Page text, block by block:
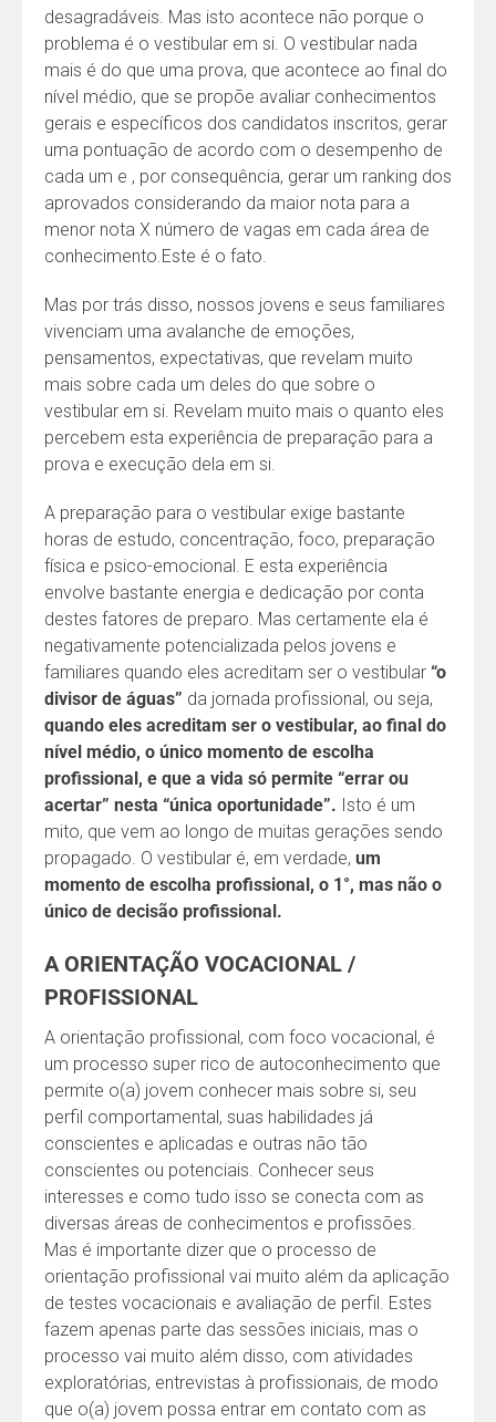
desagradáveis. Mas isto acontece não porque o
problema é o vestibular em si. O vestibular nada
mais é do que uma prova, que acontece ao final do
nível médio, que se propõe avaliar conhecimentos
gerais e específicos dos candidatos inscritos, gerar
uma pontuação de acordo com o desempenho de
cada um e , por consequência, gerar um ranking dos
aprovados considerando da maior nota para a
menor nota X número de vagas em cada área de
conhecimento.Este é o fato.
Mas por trás disso, nossos jovens e seus familiares
vivenciam uma avalanche de emoções,
pensamentos, expectativas, que revelam muito
mais sobre cada um deles do que sobre o
vestibular em si. Revelam muito mais o quanto eles
percebem esta experiência de preparação para a
prova e execução dela em si.
A preparação para o vestibular exige bastante
horas de estudo, concentração, foco, preparação
física e psico-emocional. E esta experiência
envolve bastante energia e dedicação por conta
destes fatores de preparo. Mas certamente ela é
negativamente potencializada pelos jovens e
familiares quando eles acreditam ser o vestibular “o
divisor de águas” da jornada profissional, ou seja,
quando eles acreditam ser o vestibular, ao final do
nível médio, o único momento de escolha
profissional, e que a vida só permite “errar ou
acertar” nesta “única oportunidade”. Isto é um
mito, que vem ao longo de muitas gerações sendo
propagado. O vestibular é, em verdade, um
momento de escolha profissional, o 1°, mas não o
único de decisão profissional.
A ORIENTAÇÃO VOCACIONAL /
PROFISSIONAL
A orientação profissional, com foco vocacional, é
um processo super rico de autoconhecimento que
permite o(a) jovem conhecer mais sobre si, seu
perfil comportamental, suas habilidades já
conscientes e aplicadas e outras não tão
conscientes ou potenciais. Conhecer seus
interesses e como tudo isso se conecta com as
diversas áreas de conhecimentos e profissões.
Mas é importante dizer que o processo de
orientação profissional vai muito além da aplicação
de testes vocacionais e avaliação de perfil. Estes
fazem apenas parte das sessões iniciais, mas o
processo vai muito além disso, com atividades
exploratórias, entrevistas à profissionais, de modo
que o(a) jovem possa entrar em contato com as